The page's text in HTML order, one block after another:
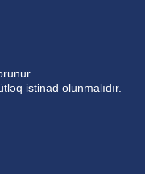
istinad olunmalıdır.